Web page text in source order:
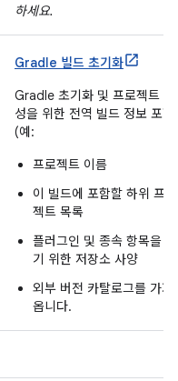
하세요.
Gradle 빌드 초기화
Gradle 초기화 및 프로젝트 구
성을 위한 전역 빌드 정보 포함
(예:
프로젝트 이름
이 빌드에 포함할 하위 프로
젝트 목록
플러그인 및 종속 항목을 찾
기 위한 저장소 사양
외부 버전 카탈로그를 가져
옵니다.